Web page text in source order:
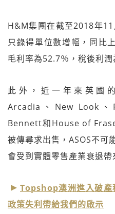
H&M集團在截至2018年
只錄得單位數增幅，同比
毛利率為52.7％，稅後利
此外，近一年來英國
Arcadia、New Look、
Bennett和House of
被傳尋求出售，ASOS不可
會受到實體零售產業衰退帶
Topshop澳洲進入破產
政策失利帶給我們的啟示